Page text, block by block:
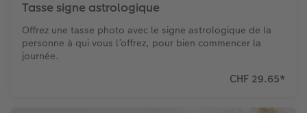
Tasse signe astrologique
Offrez une tasse photo avec le signe astrologique de la
personne à qui vous l’offrez, pour bien commencer la
journée.
CHF 29.65*